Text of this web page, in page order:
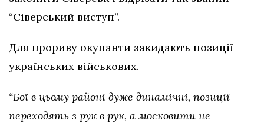
“Сіверський виступ”.
Для прориву окупанти закидають позиції
українських військових.
“Бої в цьому районі дуже динамічні, позиції
переходять з рук в рук, а московити не